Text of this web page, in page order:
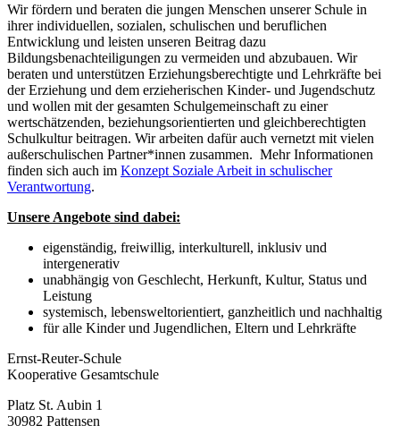
Wir fördern und beraten die jungen Menschen unserer Schule in
ihrer individuellen, sozialen, schulischen und beruflichen
Entwicklung und leisten unseren Beitrag dazu
Bildungsbenachteiligungen zu vermeiden und abzubauen. Wir
beraten und unterstützen Erziehungsberechtigte und Lehrkräfte bei
der Erziehung und dem erzieherischen Kinder- und Jugendschutz
und wollen mit der gesamten Schulgemeinschaft zu einer
wertschätzenden, beziehungsorientierten und gleichberechtigten
Schulkultur beitragen. Wir arbeiten dafür auch vernetzt mit vielen
außerschulischen Partner*innen zusammen. Mehr Informationen
finden sich auch im Konzept Soziale Arbeit in schulischer
Verantwortung.
Unsere Angebote sind dabei:
eigenständig, freiwillig, interkulturell, inklusiv und
intergenerativ
unabhängig von Geschlecht, Herkunft, Kultur, Status und
Leistung
systemisch, lebensweltorientiert, ganzheitlich und nachhaltig
für alle Kinder und Jugendlichen, Eltern und Lehrkräfte
Ernst-Reuter-Schule
Kooperative Gesamtschule
Platz St. Aubin 1
30982 Pattensen